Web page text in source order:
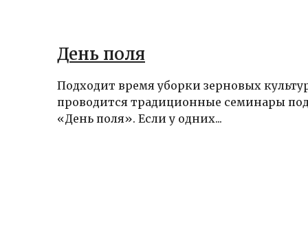
День поля
Подходит время уборки зерновых
проводится традиционные семинары
«День поля». Если у одних...